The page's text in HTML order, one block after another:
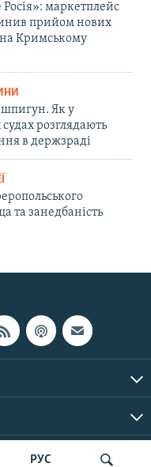
РУС
маркетплейс
прийом нових
Кримському
шпигун. Як у
розглядають
в держзраді
та занедбаність
| Усі права застережено.